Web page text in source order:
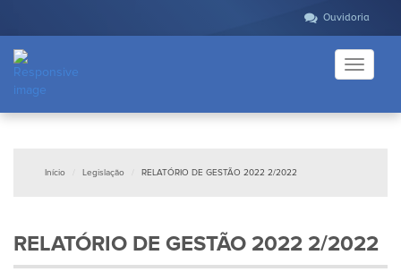
Ouvidoria
Toggle
Início Legislação RELATÓRIO DE GESTÃO 2022 2/2022
RELATÓRIO DE GESTÃO 2022 2/2022